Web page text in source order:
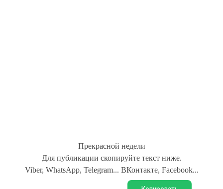
Прекрасной недели
Для публикации скопируйте текст ниже.
Viber, WhatsApp, Telegram... ВКонтакте, Facebook...